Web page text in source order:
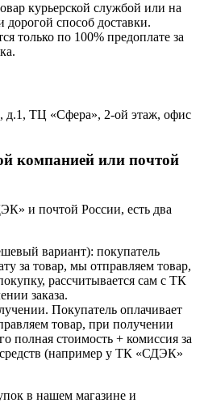
курьерской службой или на
способ доставки.
только по 100% предоплате за
д.1, ТЦ «Сфера», 2-ой этаж, офис
компанией или почтой
и почтой России, есть два
вариант): покупатель
за товар, мы отправляем товар,
рассчитывается сам с ТК
заказа.
Покупатель оплачивает
товар, при получении
полная стоимость + комиссия за
(например у ТК «СДЭК»
в нашем магазине и